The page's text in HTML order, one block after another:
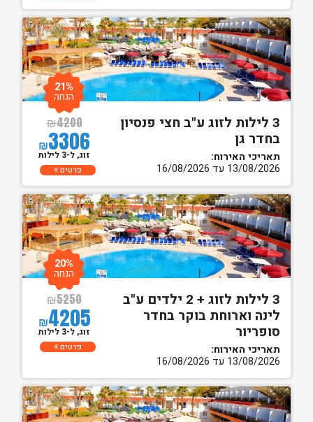
3 לילות לזוג ע"ב חצי פנסיון
בחדר גן
תאריכי האירוח:
13/08/2026 עד 16/08/2026
₪4200
₪3306
21%
הנחה
זוג, ל-3 לילות
פרטים
3 לילות לזוג + 2 ילדים ע"ב
לינה וארוחת בוקר בחדר
סופריור
תאריכי האירוח:
13/08/2026 עד 16/08/2026
₪5250
₪4205
20%
הנחה
זוג, ל-3 לילות
פרטים